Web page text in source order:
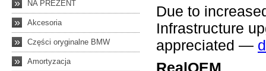
» NA PREZENT
» Akcesoria
» Części oryginalne BMW
» Amortyzacja